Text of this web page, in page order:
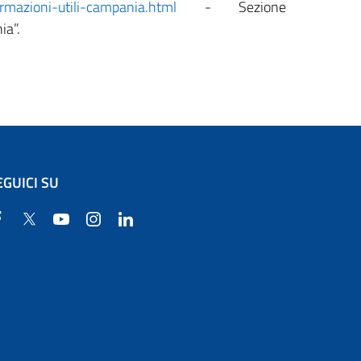
utili-campania.html - Sezione
SU
Facebook
Twitter YouTube Instagram